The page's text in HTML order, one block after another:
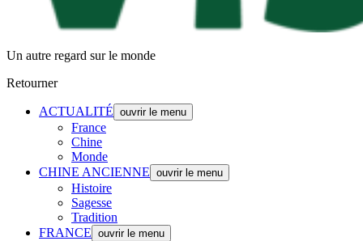
Un autre regard sur le monde
Retourner
ACTUALITÉ ouvrir le menu
France
Chine
Monde
CHINE ANCIENNE ouvrir le menu
Histoire
Sagesse
Tradition
FRANCE ouvrir le menu